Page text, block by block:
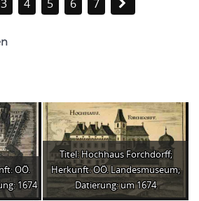
3 4 5 6 7
OÖ.
1674
Titel: Hochhaus Forchdorff;
Herkunft: OÖ. Landesmuseum;
Datierung: um 1674